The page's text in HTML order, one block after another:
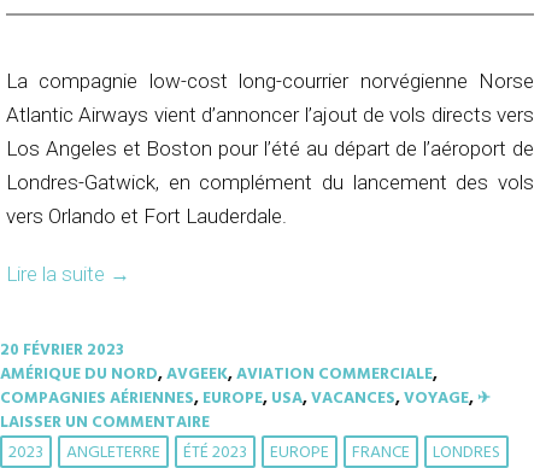
La compagnie low-cost long-courrier norvégienne Norse
Atlantic Airways vient d’annoncer l’ajout de vols directs vers
Los Angeles et Boston pour l’été au départ de l’aéroport de
Londres-Gatwick, en complément du lancement des vols
vers Orlando et Fort Lauderdale.
Lire la suite →
20 FÉVRIER 2023
AMÉRIQUE DU NORD,AVGEEK,AVIATION COMMERCIALE,
COMPAGNIES AÉRIENNES,EUROPE,USA,VACANCES,VOYAGE,✈︎
LAISSER UN COMMENTAIRE
2023 ANGLETERRE ÉTÉ 2023 EUROPE FRANCE
LONDRES